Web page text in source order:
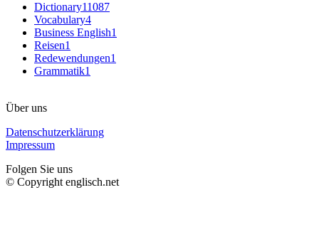
Dictionary11087
Vocabulary4
Business English1
Reisen1
Redewendungen1
Grammatik1
Über uns
Datenschutzerklärung
Impressum
Folgen Sie uns
© Copyright englisch.net